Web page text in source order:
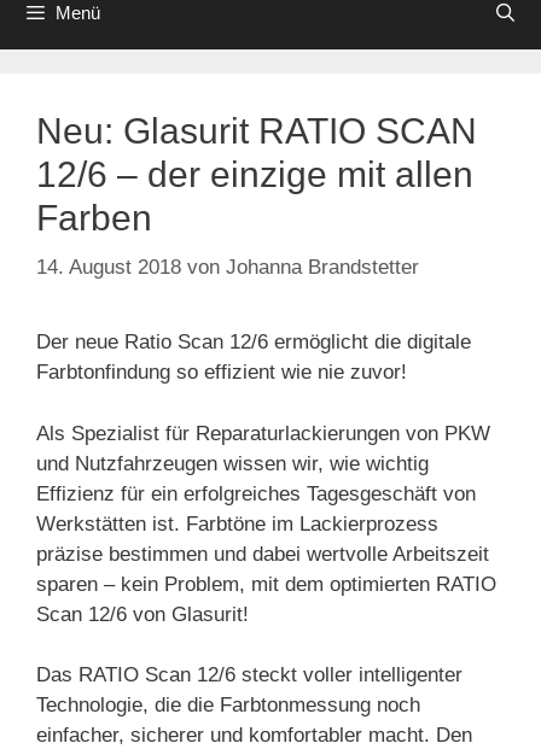
Menü
Neu: Glasurit RATIO SCAN
12/6 – der einzige mit allen
Farben
14. August 2018 von Johanna Brandstetter
Der neue Ratio Scan 12/6 ermöglicht die digitale
Farbtonfindung so effizient wie nie zuvor!
Als Spezialist für Reparaturlackierungen von PKW
und Nutzfahrzeugen wissen wir, wie wichtig
Effizienz für ein erfolgreiches Tagesgeschäft von
Werkstätten ist. Farbtöne im Lackierprozess
präzise bestimmen und dabei wertvolle Arbeitszeit
sparen – kein Problem, mit dem optimierten RATIO
Scan 12/6 von Glasurit!
Das RATIO Scan 12/6 steckt voller intelligenter
Technologie, die die Farbtonmessung noch
einfacher, sicherer und komfortabler macht. Den